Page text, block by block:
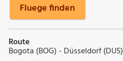
Fluege finden
Route
Bogota (BOG) - Düsseldorf (DUS)